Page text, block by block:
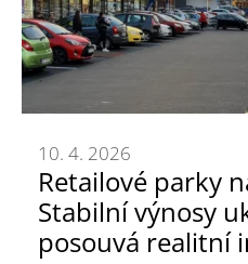
Retailové parky
Stabilní výnosy
posouvá realitní
10. 4. 2026